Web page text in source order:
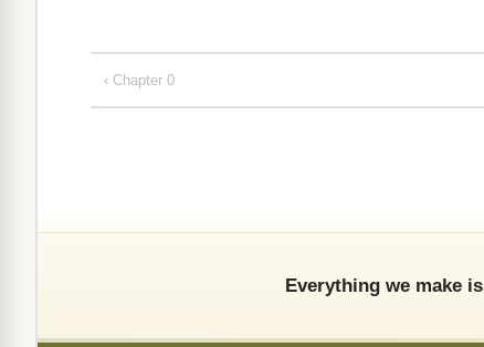
‹ Chapter 0
Everything we make is